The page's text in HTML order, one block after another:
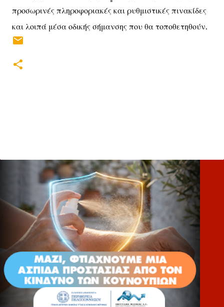
προσωρινές πληροφοριακές και ρυθμιστικές πινακίδες
και λοιπά μέσα οδικής σήμανσης που θα τοποθετηθούν.
λ